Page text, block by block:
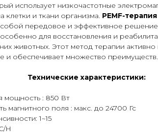
использует низкочастотные
клетки и ткани организма. PEMF-терапия
собой передовое и эффективное решение
для восстановления и
животных. Этот метод терапии активно
и обеспечивает множество преимуществ.
Технические характеристики:
мощность : 850 Вт
магнитного поля : макс. до 24700 Гс
1~15
H